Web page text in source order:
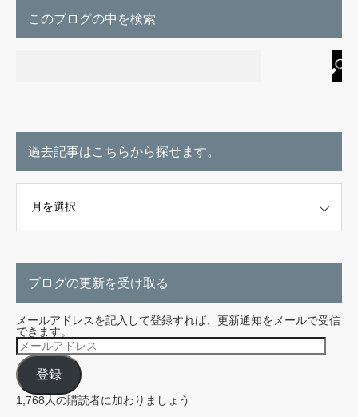
このブログの中を検索
過去記事はこちらから探せます。
ブログの更新を受け取る
メールアドレスを記入して登録すれば、更新通知をメールで受信
できます。
メ
ー
ル
ア
ド
レ
ス
登録
1,768人の購読者に加わりましょう